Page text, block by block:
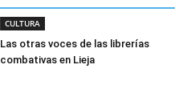
CULTURA
Las otras voces de las librerías
combativas en Lieja